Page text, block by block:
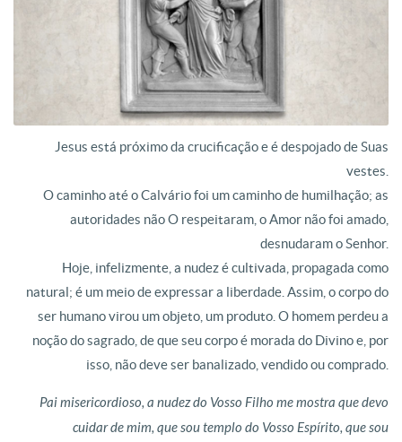
Jesus está próximo da crucificação e é despojado de Suas
vestes.
O caminho até o Calvário foi um caminho de humilhação; as
autoridades não O respeitaram, o Amor não foi amado,
desnudaram o Senhor.
Hoje, infelizmente, a nudez é cultivada, propagada como
natural; é um meio de expressar a liberdade. Assim, o corpo do
ser humano virou um objeto, um produto. O homem perdeu a
noção do sagrado, de que seu corpo é morada do Divino e, por
isso, não deve ser banalizado, vendido ou comprado.
Pai misericordioso, a nudez do Vosso Filho me mostra que devo
cuidar de mim, que sou templo do Vosso Espírito, que sou